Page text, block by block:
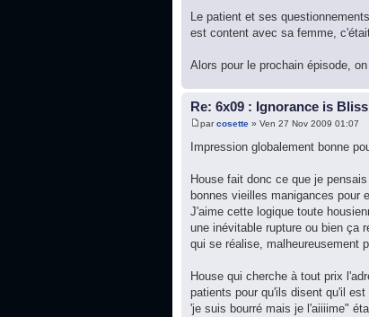
Le patient et ses
est content avec sa femme,
Alors pour le prochain épisode,
Re: 6x09 : Ignorance is Bliss
parcosette » Ven 27 Nov 2009 01:07
Impression globalement bonne
House fait donc ce que je
bonnes vieilles manigances pour
J'aime cette logique toute
une inévitable rupture ou bien ça
qui se réalise, malheureusement
House qui cherche à tout prix
patients pour qu'ils disent qu'il
'je suis bourré mais je l'aiiiime"